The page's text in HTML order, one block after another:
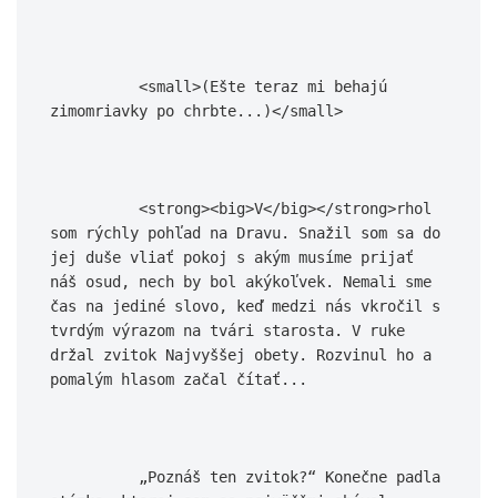
zimomriavky po chrbte...)</small>
som rýchly pohľad na Dravu. Snažil som sa do
jej duše vliať pokoj s akým musíme prijať
náš osud, nech by bol akýkoľvek. Nemali sme
čas na jediné slovo, keď medzi nás vkročil s
tvrdým výrazom na tvári starosta. V ruke
držal zvitok Najvyššej obety. Rozvinul ho a
pomalým hlasom začal čítať...